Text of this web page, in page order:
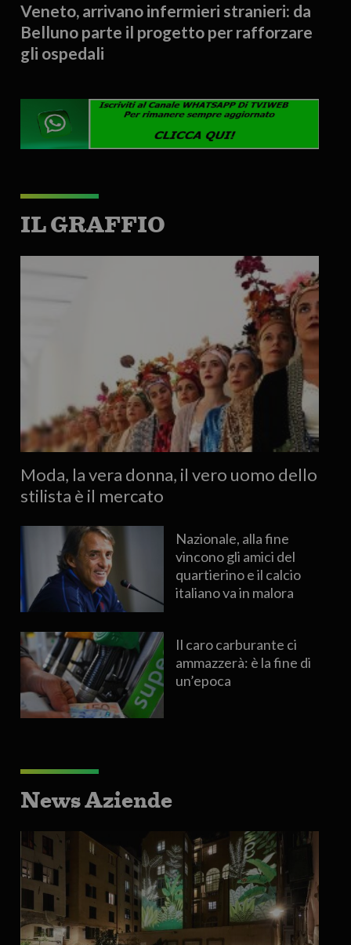
Veneto, arrivano infermieri stranieri: da
Belluno parte il progetto per rafforzare
gli ospedali
IL GRAFFIO
Moda, la vera donna, il vero uomo dello
stilista è il mercato
Nazionale, alla fine
vincono gli amici del
quartierino e il calcio
italiano va in malora
Il caro carburante ci
ammazzerà: è la fine di
un’epoca
News Aziende